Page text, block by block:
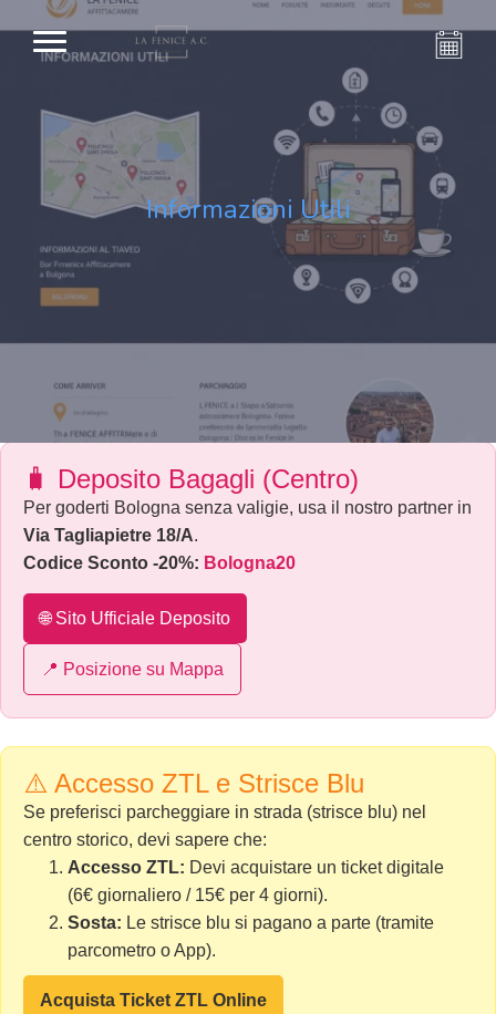
Informazioni Utili
🧳 Deposito Bagagli (Centro)
Per goderti Bologna senza valigie, usa il nostro partner in
Via Tagliapietre 18/A.
Codice Sconto -20%: Bologna20
🌐 Sito Ufficiale Deposito
📍 Posizione su Mappa
⚠️ Accesso ZTL e Strisce Blu
Se preferisci parcheggiare in strada (strisce blu) nel
centro storico, devi sapere che:
Accesso ZTL: Devi acquistare un ticket digitale
(6€ giornaliero / 15€ per 4 giorni).
Sosta: Le strisce blu si pagano a parte (tramite
parcometro o App).
Acquista Ticket ZTL Online